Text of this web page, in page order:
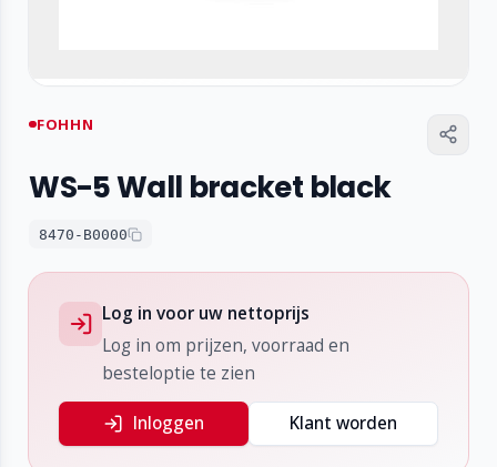
FOHHN
WS-5 Wall bracket black
8470-B0000
Log in voor uw nettoprijs
Log in om prijzen, voorraad en
besteloptie te zien
Inloggen Klant worden